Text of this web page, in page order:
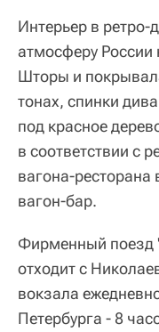
Интерьер в ретро-
атмосферу
Шторы и
тонах, спинки
под красное
в соответствии с
вагона-ресторана
вагон-бар.
Фирменный поезд
отходит с
вокзала
Петербурга - 8